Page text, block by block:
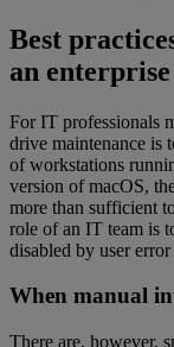
Best
an
For IT professionals
drive maintenance is
of workstations
version of macOS,
more than sufficient
role of an IT team is
disabled by user
When manual
There are, however,